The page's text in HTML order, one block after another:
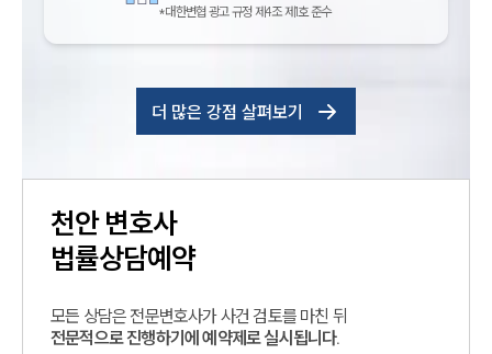
*대한변협 광고 규정 제4조 제1호 준수
더 많은 강점 살펴보기
천안변호사
법률상담예약
모든 상담은 전문변호사가 사건 검토를 마친 뒤
전문적으로 진행하기에 예약제로 실시됩니다.